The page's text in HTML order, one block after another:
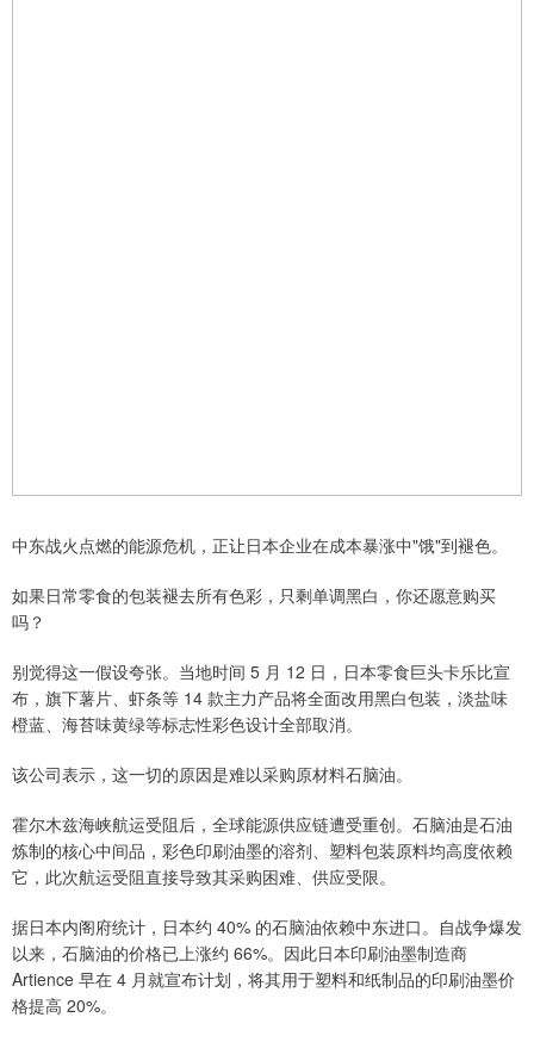
中东战火点燃的能源危机，正让日本企业在成本暴涨中"饿"到褪色。
如果日常零食的包装褪去所有色彩，只剩单调黑白，你还愿意购买
吗？
别觉得这一假设夸张。当地时间 5 月 12 日，日本零食巨头卡乐比宣
布，旗下薯片、虾条等 14 款主力产品将全面改用黑白包装，淡盐味
橙蓝、海苔味黄绿等标志性彩色设计全部取消。
该公司表示，这一切的原因是难以采购原材料石脑油。
霍尔木兹海峡航运受阻后，全球能源供应链遭受重创。石脑油是石油
炼制的核心中间品，彩色印刷油墨的溶剂、塑料包装原料均高度依赖
它，此次航运受阻直接导致其采购困难、供应受限。
据日本内阁府统计，日本约 40% 的石脑油依赖中东进口。自战争爆发
以来，石脑油的价格已上涨约 66%。因此日本印刷油墨制造商
Artience 早在 4 月就宣布计划，将其用于塑料和纸制品的印刷油墨价
格提高 20%。